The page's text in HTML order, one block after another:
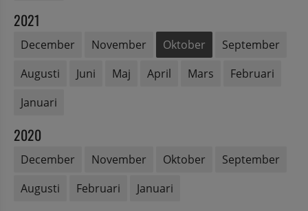
2021
December November Oktober
September
Augusti
Juni Maj April Mars
Februari
Januari
2020
December November Oktober
September
Augusti
Februari Januari